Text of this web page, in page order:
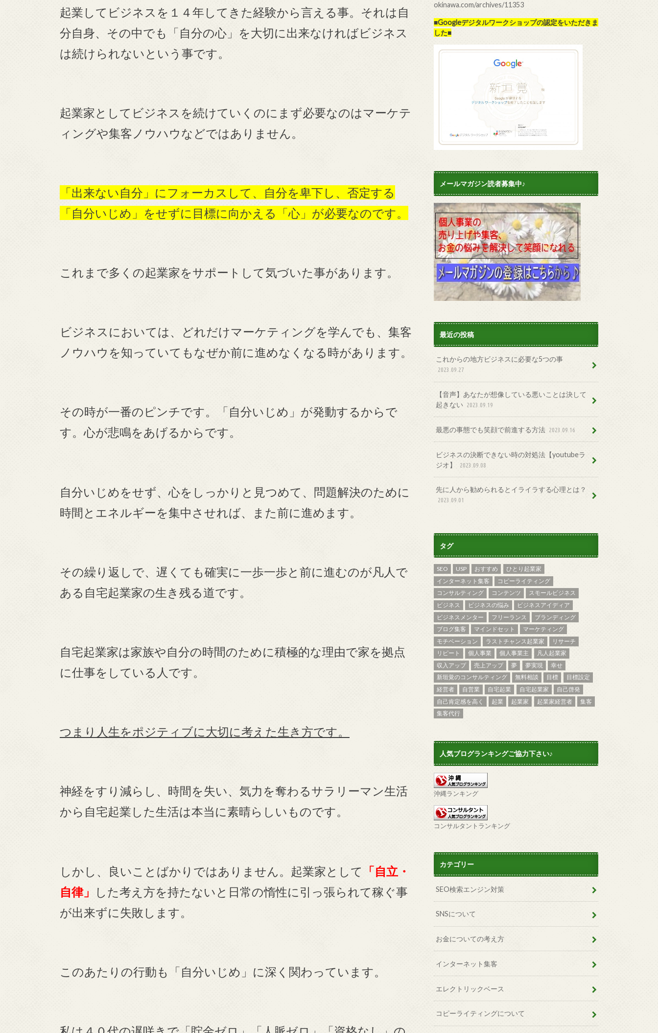
起業してビジネスを１４年してきた経験から言える事。それは自
分自身、その中でも「自分の心」を大切に出来なければビジネス
は続けられないという事です。
起業家としてビジネスを続けていくのにまず必要なのはマーケテ
ィングや集客ノウハウなどではありません。
「出来ない自分」にフォーカスして、自分を卑下し、否定する
「自分いじめ」をせずに目標に向かえる「心」が必要なのです。
これまで多くの起業家をサポートして気づいた事があります。
ビジネスにおいては、どれだけマーケティングを学んでも、集客
ノウハウを知っていてもなぜか前に進めなくなる時があります。
その時が一番のピンチです。「自分いじめ」が発動するからで
す。心が悲鳴をあげるからです。
自分いじめをせず、心をしっかりと見つめて、問題解決のために
時間とエネルギーを集中させれば、また前に進めます。
その繰り返しで、遅くても確実に一歩一歩と前に進むのが凡人で
ある自宅起業家の生き残る道です。
自宅起業家は家族や自分の時間のために積極的な理由で家を拠点
に仕事をしている人です。
つまり人生をポジティブに大切に考えた生き方です。
神経をすり減らし、時間を失い、気力を奪わるサラリーマン生活
から自宅起業した生活は本当に素晴らしいものです。
しかし、良いことばかりではありません。起業家として
「自立・
自律」
した考え方を持たないと日常の惰性に引っ張られて稼ぐ事
が出来ずに失敗します。
このあたりの行動も「自分いじめ」に深く関わっています。
okinawa.com/archives/11353
■Googleデジタルワークショップの認定をいただきま
した■
メールマガジン読者募集中♪
最近の投稿
これからの地方ビジネスに必要な5つの事
2023.09.27
【音声】あなたが想像している悪いことは決して
起きない
2023.09.19
最悪の事態でも笑顔で前進する方法 2023.09.16
ビジネスの決断できない時の対処法【youtubeラ
ジオ】
2023.09.08
先に人から勧められるとイライラする心理とは？
2023.09.01
タグ
SEO USP おすすめ
ひとり起業家
インターネット集客
コピーライティング
コンサルティング
コンテンツ
スモールビジネス
ビジネス
ビジネスの悩み
ビジネスアイディア
ビジネスメンター
フリーランス
ブランディング
ブログ集客
マインドセット
マーケティング
モチベーション
ラストチャンス起業家
リサーチ
リピート
個人事業 個人事業主
凡人起業家
収入アップ
売上アップ 夢 夢実現
幸せ
新垣覚のコンサルティング
無料相談 目標
目標設定
経営者
自営業 自宅起業 自宅起業家
自己啓発
自己肯定感を高く
起業 起業家 起業家経営者
集客
集客代行
人気ブログランキングご協力下さい♪
沖縄ランキング
コンサルタントランキング
カテゴリー
SEO検索エンジン対策
SNSについて
お金についての考え方
インターネット集客
エレクトリックベース
コピーライティングについて